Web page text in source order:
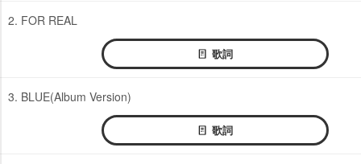
2. FOR REAL
歌詞
3. BLUE(Album Version)
歌詞